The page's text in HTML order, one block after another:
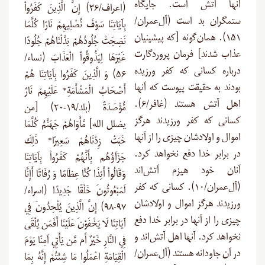
آنها آتش است. جایگاه
ستمگران بد است (آل‌عمران/
۱۵۱). همان‌گونه [که پیشینیان
عذاب شدند] فرمان پروردگارت
درباره کسانی که کفر ورزیده
بودند به حقیقت پیوست که آنها
اهل آتش هستند (غافر/۶).
کسانی که کفر ورزیدند هرگز
اموال و اولادشان چیزی را از آنها
در برابر خدا دفع نخواهد کرد.
آنان خود هیزم آتش‌اند
(آل‌عمران/۱۰). کسانی که کفر
ورزیدند هرگز اموال و اولادشان
چیزی را از آنها در برابر خدا دفع
نخواهد کرد. آنها اهل آتش‌اند و
در آن جاودانه ‌هستند (آل‌عمران/
(اعراف/۳۶) إِنَّ الَّذِينَ كَفَرُواْ
بِآيَاتِنَا سَوْفَ نُصْلِيهِمْ نَارًا كُلَّمَا
نَضِجَتْ جُلُودُهُمْ بَدَّلْنَاهُمْ جُلُودًا
غَيْرَهَا لِيَذُوقُواْ الْعَذَابَ (نساء/
۵۶) وَ الَّذِينَ كَفَرُوا بِآيَاتِنَا هُمْ
أَصْحَابُ الْمَشْأَمَةِ* عَلَيْهِمْ نَارٌ
مُّؤْصَدَةٌ (بلد/۱۹-۲۰) [من
يضلل الله] مَّأْوَاهُمْ جَهَنَّمُ كُلَّمَا
خَبَتْ زِدْنَاهُمْ سَعِيرًا* ذَلِكَ
جَزَآؤُهُم بِأَنَّهُمْ كَفَرُواْ بِآيَاتِنَا
وَقَالُواْ أَئِذَا كُنَّا عِظَامًا وَ رُفَاتًا أَإِنَّا
لَمَبْعُوثُونَ خَلْقًا جَدِيدًا (اسراء/
۹۷-۹۸) إِنَّ الَّذِينَ يُلْحِدُونَ فِي
آيَاتِنَا لَا يَخْفَوْنَ عَلَيْنَا أَفَمَن يُلْقَى
فِي النَّارِ خَيْرٌ أَم مَّن يَأْتِي آمِنًا يَوْمَ
الْقِيَامَةِ اعْمَلُوا مَا شِئْتُمْ إِنَّهُ بِمَا